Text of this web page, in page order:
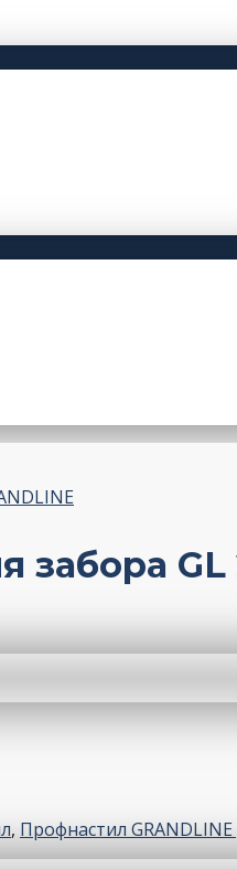
забора
, Профнастил